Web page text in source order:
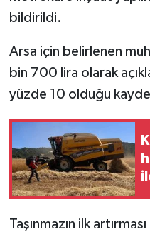
bildirildi.
Arsa için belirlenen
bin 700 lira olarak
yüzde 10 olduğu
Taşınmazın ilk
Rüya Tabirleri
Şaphane
Simav
Siyaset